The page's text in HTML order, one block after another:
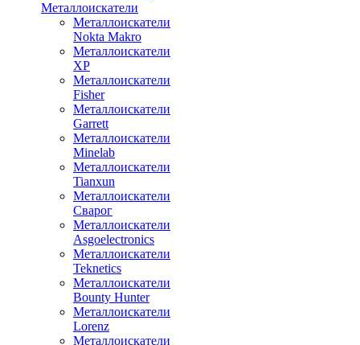
Металлоискатели
Металлоискатели
Nokta Makro
Металлоискатели
XP
Металлоискатели
Fisher
Металлоискатели
Garrett
Металлоискатели
Minelab
Металлоискатели
Tianxun
Металлоискатели
Сварог
Металлоискатели
Asgoelectronics
Металлоискатели
Teknetics
Металлоискатели
Bounty Hunter
Металлоискатели
Lorenz
Металлоискатели